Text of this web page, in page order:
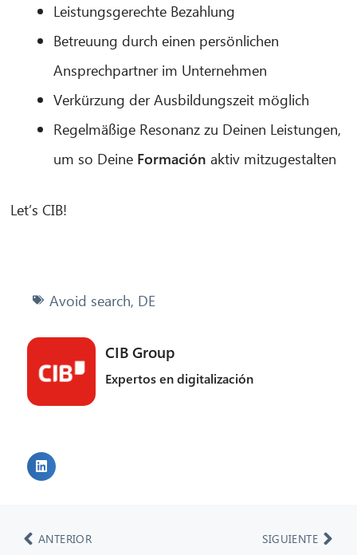
Leistungsgerechte Bezahlung
Betreuung durch einen persönlichen
Ansprechpartner im Unternehmen
Verkürzung der Ausbildungszeit möglich
Regelmäßige Resonanz zu Deinen Leistungen,
um so Deine Formación aktiv mitzugestalten
Let’s CIB!
Avoid search, DE
CIB Group
Expertos en digitalización
ANTERIOR SIGUIENTE